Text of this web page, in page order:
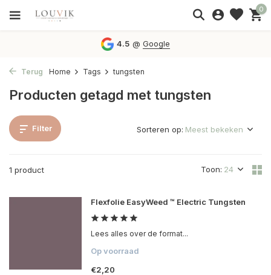
0
4.5 @Google
Terug Home Tags tungsten
Producten getagd met tungsten
Filter
1 product Toon:
Sorteren op:
Flexfolie EasyWeed ™ Electric Tungsten
Lees alles over de format...
Op voorraad
€2,20